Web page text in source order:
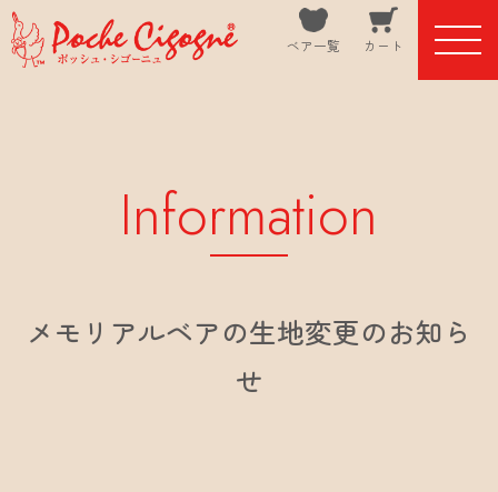
ベア一覧 カート
Information
メモリアルベアの生地変更のお知ら
せ